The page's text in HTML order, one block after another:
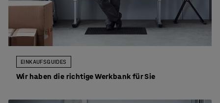
EINKAUFSGUIDES
Wir haben die richtige Werkbank für Sie